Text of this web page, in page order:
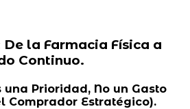
la Farmacia Física a
Continuo.
una Prioridad, No un Gasto
Comprador Estratégico).